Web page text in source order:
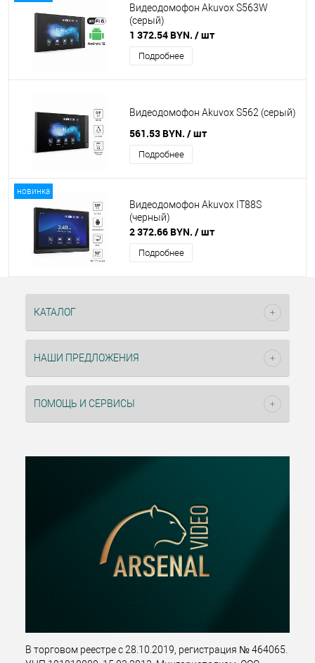
Видеодомофон Akuvox S563W
(серый)
1 372.54 BYN. / шт
Подробнее
Видеодомофон Akuvox S562 (серый)
561.53 BYN. / шт
Подробнее
новинка
Видеодомофон Akuvox IT88S
(черный)
2 372.66 BYN. / шт
Подробнее
КАТАЛОГ
НАШИ ПРЕДЛОЖЕНИЯ
ПОМОЩЬ И СЕРВИСЫ
В торговом реестре с 28.10.2019, регистрация № 464065.